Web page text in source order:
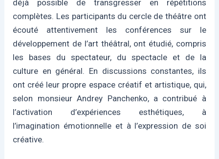
déjà possible de transgresser en répétitions
complètes. Les participants du cercle de théâtre ont
écouté attentivement les conférences sur le
développement de l’art théâtral, ont étudié, compris
les bases du spectateur, du spectacle et de la
culture en général. En discussions constantes, ils
ont créé leur propre espace créatif et artistique, qui,
selon monsieur Andrey Panchenko, a contribué à
l’activation d’expériences esthétiques, à
l’imagination émotionnelle et à l’expression de soi
créative.